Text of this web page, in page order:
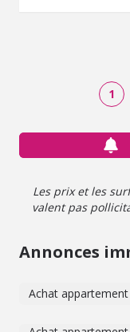
1
Les prix et les
valent pas
Annonces
Achat